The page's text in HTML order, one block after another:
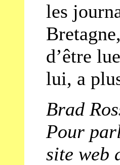
les
d’être
lui, a
Brad
Pour
site web